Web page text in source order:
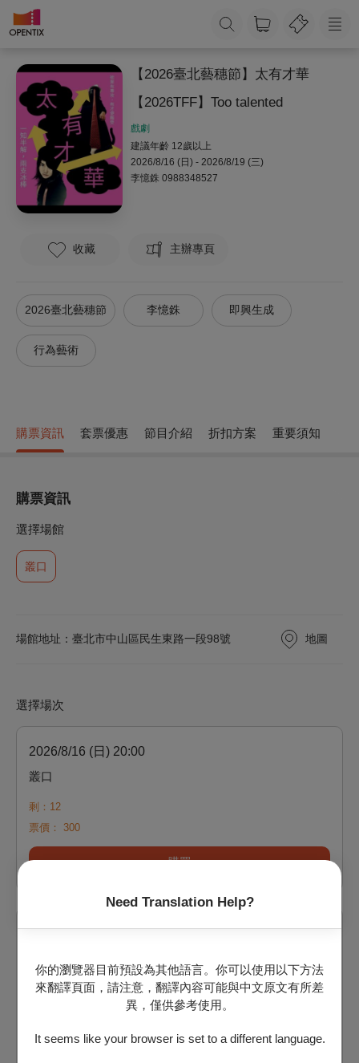
Need Translation Help?
你的瀏覽器目前預設為其他語言。你可以使用以下方法
來翻譯頁面，請注意，翻譯內容可能與中文原文有所差
異，僅供參考使用。
It seems like your browser is set to a different language.
【2026臺北藝穗節】太有才華
【2026TFF】Too talented
戲劇
建議年齡 12歲以上
2026/8/16 (日) - 2026/8/19 (三)
李憶銖 0988348527
收藏 主辦專頁
2026臺北藝穗節 李憶銖 即興生成
行為藝術
購票資訊 套票優惠 節目介紹 折扣方案 重要須知
購票資訊
選擇場館
叢口
場館地址：臺北市中山區⺠⽣東路⼀段98號 地圖
選擇場次
2026/8/16 (日) 20:00
叢口
剩：12
票價：
300
購買
2026/8/19 (三) 20:00
剩：18
購買